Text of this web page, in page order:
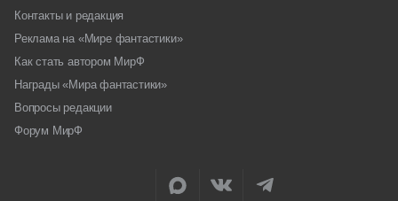
Контакты и редакция
Реклама на «Мире фантастики»
Как стать автором МирФ
Награды «Мира фантастики»
Вопросы редакции
Форум МирФ